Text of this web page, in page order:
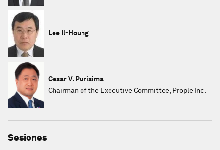
Lee Il-Houng
Cesar V. Purisima
Chairman of the Executive Committee, Prople Inc.
Sesiones